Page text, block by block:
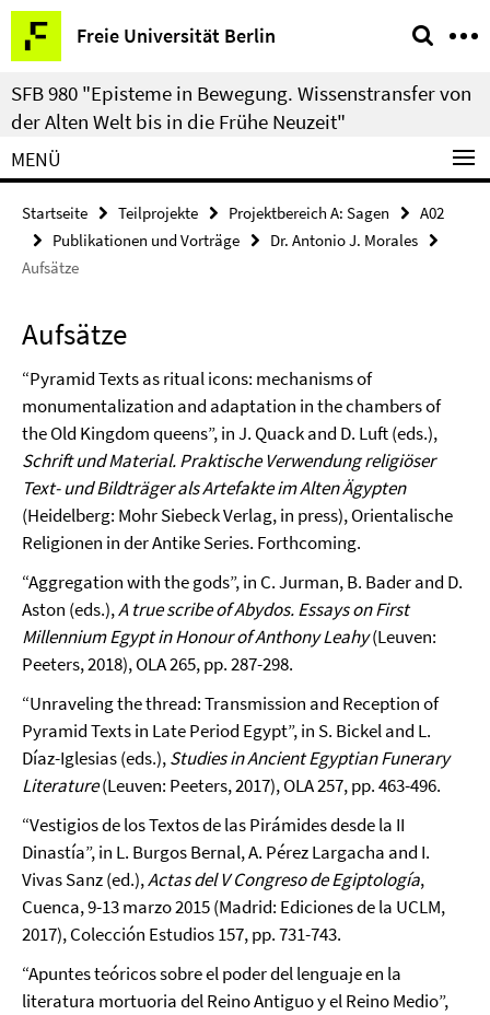
Springe
direkt
zu
Inhalt
Freie Universität Berlin
Service-
Navigation
SFB 980 "Episteme in Bewegung. Wissenstransfer von
der Alten Welt bis in die Frühe Neuzeit"
MENÜ
Startseite Teilprojekte Projektbereich A: Sagen
A02
Publikationen und Vorträge
Dr. Antonio J. Morales
Aufsätze
Aufsätze
“Pyramid Texts as ritual icons: mechanisms of
monumentalization and adaptation in the chambers of
the Old Kingdom queens”, in J. Quack and D. Luft (eds.),
Schrift und Material. Praktische Verwendung religiöser
Text- und Bildträger als Artefakte im Alten Ägypten
(Heidelberg: Mohr Siebeck Verlag, in press), Orientalische
Religionen in der Antike Series. Forthcoming.
“Aggregation with the gods”, in C. Jurman, B. Bader and D.
Aston (eds.),A true scribe of Abydos. Essays on First
Millennium Egypt in Honour of Anthony Leahy(Leuven:
Peeters, 2018), OLA 265, pp. 287-298.
“Unraveling the thread: Transmission and Reception of
Pyramid Texts in Late Period Egypt”, in S. Bickel and L.
Díaz-Iglesias (eds.),Studies in Ancient Egyptian Funerary
Literature(Leuven: Peeters, 2017), OLA 257, pp. 463-496.
“Vestigios de los Textos de las Pirámides desde la II
Dinastía”, in L. Burgos Bernal, A. Pérez Largacha and I.
Vivas Sanz (ed.),Actas del V Congreso de Egiptología,
Cuenca, 9-13 marzo 2015 (Madrid: Ediciones de la UCLM,
2017), Colección Estudios 157, pp. 731-743.
“Apuntes teóricos sobre el poder del lenguaje en la
literatura mortuoria del Reino Antiguo y el Reino Medio”,